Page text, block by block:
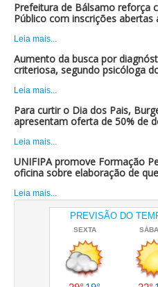
Prefeitura de Bálsamo reforça
Público com inscrições
Leia mais...
Aumento da busca por
criteriosa, segundo psicóloga
Leia mais...
Para curtir o Dia dos Pais,
apresentam oferta de 50% de
Leia mais...
UNIFIPA promove Formação
oficina sobre elaboração de
Leia mais...